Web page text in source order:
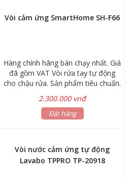
Vòi cảm ứng SmartHome SH-F66
Hàng chính hãng bán chạy nhất. Giá
đã gồm VAT Vòi rửa tay tự động
cho chậu rửa. Sản phẩm tiêu chuẩn.
điện cho phép hoạt động trong mọi
điều kiện. Thân vòi bằng đồng tiêu
Khoảng cách cảm ứng: 15cm Áp lực
cấp nước: 0,7 – 7,6 Kgf/cm2 Báo
hết pin: Đèn led chớp sáng 2
2.300.000 vnđ
Đặt hàng
Vòi nước cảm ứng tự động
Lavabo TPPRO TP-20918